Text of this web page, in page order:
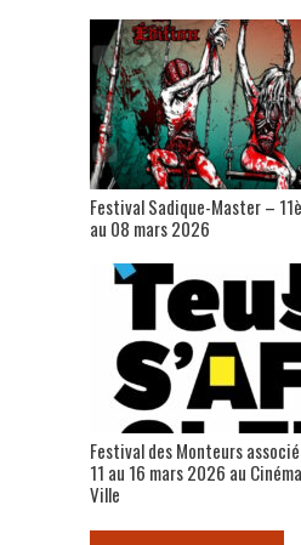
Festival Sadique-Master –
au 08 mars 2026
Festival des Monteurs
11 au 16 mars 2026 au
Ville